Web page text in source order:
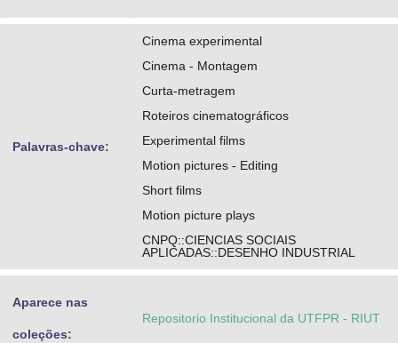
Palavras-chave:
Cinema experimental
Cinema - Montagem
Curta-metragem
Roteiros cinematográficos
Experimental films
Motion pictures - Editing
Short films
Motion picture plays
CNPQ::CIENCIAS SOCIAIS
APLICADAS::DESENHO INDUSTRIAL
Aparece nas
coleções:
Repositorio Institucional da UTFPR - RIUT